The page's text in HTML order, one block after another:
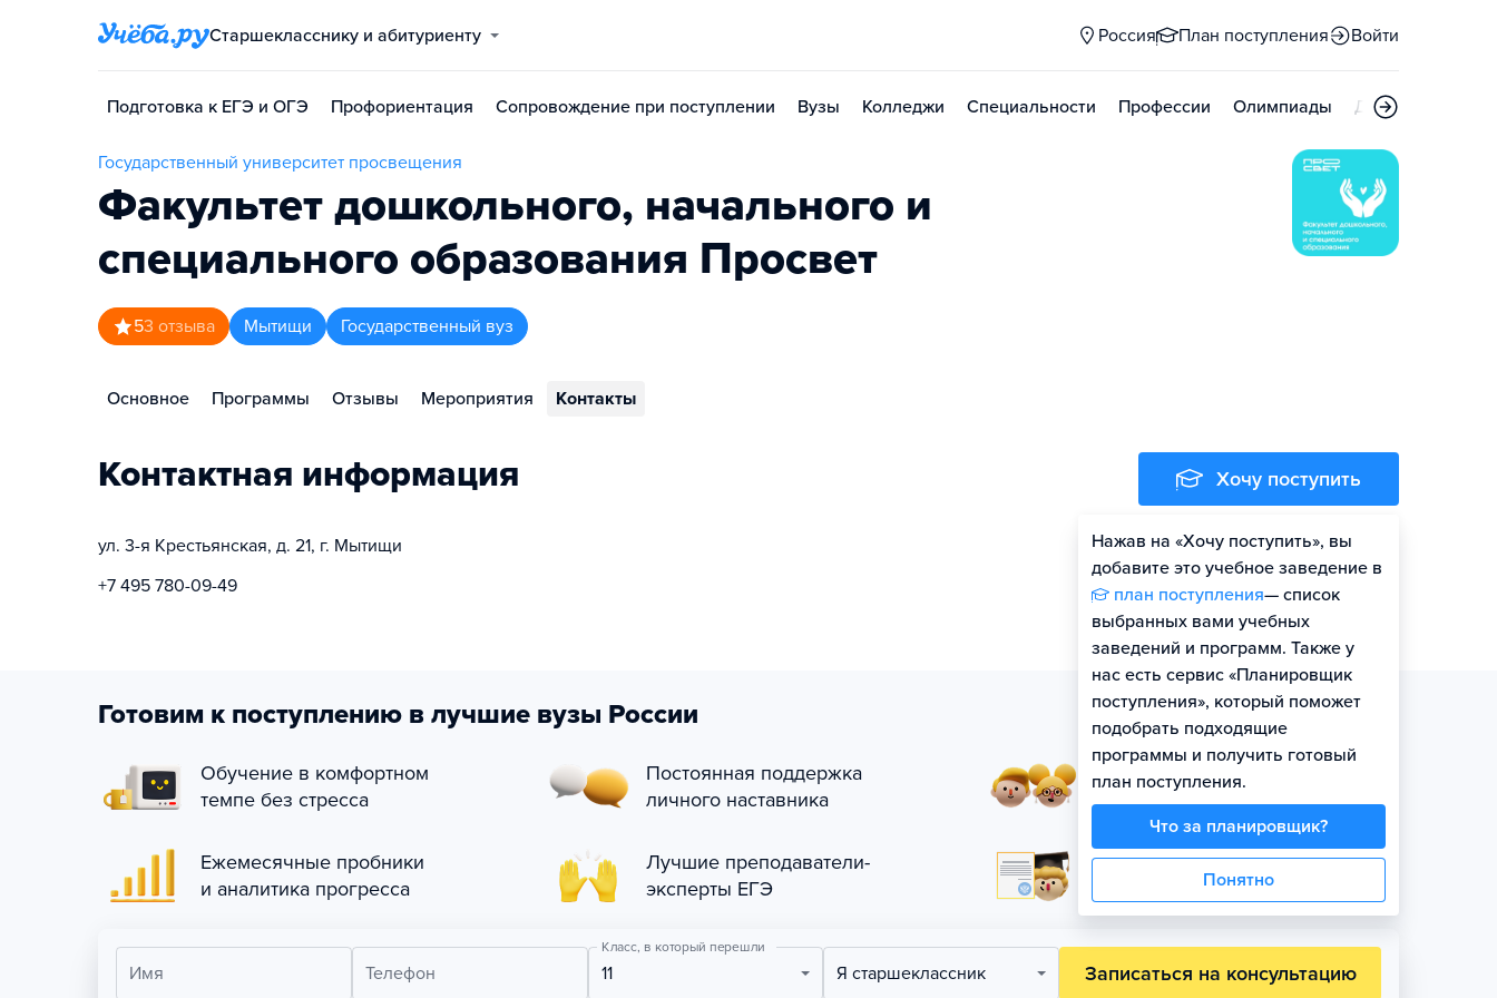
Старшекласснику и абитуриенту Россия План поступления Войти
Подготовка к ЕГЭ и ОГЭ Профориентация Сопровождение при поступлении Вузы Колледжи Специальности Профессии Олимпиады Дни открытых
Государственный университет просвещения
Факультет дошкольного, начального и
специального образования Просвет
53 отзыва Мытищи Государственный вуз
Основное Программы Отзывы Мероприятия Контакты
Контактная информация
ул. 3-я Крестьянская, д. 21, г. Мытищи
+7 495 780-09-49
Хочу поступить
Нажав на «Хочу поступить», вы
добавите это учебное заведение в
план поступления— список
выбранных вами учебных
заведений и программ. Также у
нас есть сервис «Планировщик
поступления», который поможет
подобрать подходящие
программы и получить готовый
план поступления.
Что за планировщик?
Понятно
Оценить шансы
Готовим к поступлению в лучшие вузы России
Обучение в комфортном
темпе без стресса
Постоянная поддержка
личного наставника
Занятия в небольших
группах по уровню
Ежемесячные пробники
и аналитика прогресса
Лучшие преподаватели-
эксперты ЕГЭ
Официальная гарантия
поступления на бюджет
Имя Телефон
Класс, в который перешли
11 Я старшеклассник Записаться на консультацию